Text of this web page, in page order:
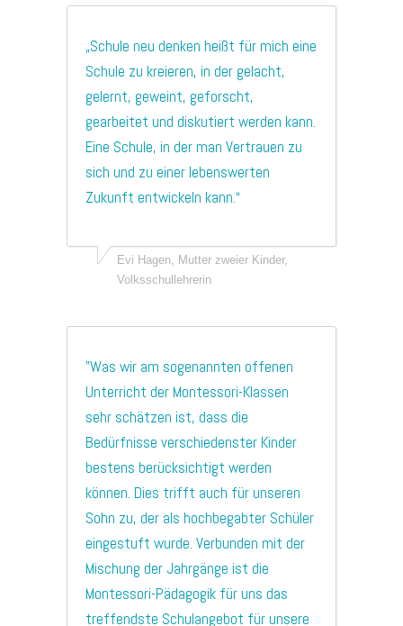
„Schule neu denken heißt für mich eine
Schule zu kreieren, in der gelacht,
gelernt, geweint, geforscht,
gearbeitet und diskutiert werden kann.
Eine Schule, in der man Vertrauen zu
sich und zu einer lebenswerten
Zukunft entwickeln kann.“
Evi Hagen, Mutter zweier Kinder,
Volksschullehrerin
”Was wir am sogenannten offenen
Unterricht der Montessori-Klassen
sehr schätzen ist, dass die
Bedürfnisse verschiedenster Kinder
bestens berücksichtigt werden
können. Dies trifft auch für unseren
Sohn zu, der als hochbegabter Schüler
eingestuft wurde. Verbunden mit der
Mischung der Jahrgänge ist die
Montessori-Pädagogik für uns das
treffendste Schulangebot für unsere